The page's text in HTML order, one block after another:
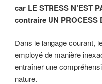
car LE STRESS N’EST
contraire UN PROCESS
Dans le langage courant,
employé de manière
entraîner une
nature.